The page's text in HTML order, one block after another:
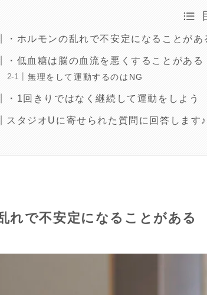
・ホルモンの乱れで不安定になることがあ
・低血糖は脳の血流を悪くすることがある
無理をして運動するのはNG
・1回きりではなく継続して運動をしよう
スタジオUに寄せられた質問に回答します♪
れで不安定になることがある